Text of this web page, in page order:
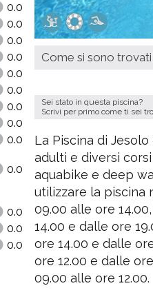
Come si sono
Sei stato in questa piscina?
Scrivi per primo come ti sei
La Piscina di
adulti e diversi
aquabike e deep
utilizzare la piscina
09.00 alle ore
14.00 e dalle ore
ore 14.00 e dalle
ore 12.00 e dalle
09.00 alle ore 12.00.
0.0
0.0
0.0
0.0
0.0
0.0
0.0
0.0
0.0
0.0
0.0
0.0
0.0